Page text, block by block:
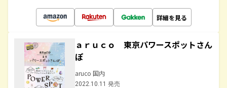
詳細を見る
ａｒｕｃｏ 東京パワースポットさん
ぽ
aruco 国内
2022.10.11 発売